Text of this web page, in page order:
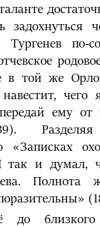
задохнуться
Тургенев по-
в той же
передай ему
Разделяя
«Записках
так и думал,
близкого